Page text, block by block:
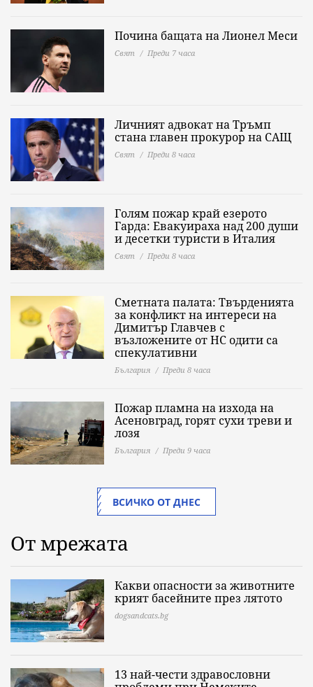
Почина бащата на Лионел Меси
Свят Преди 7 часа
Личният адвокат на Тръмп
стана главен прокурор на САЩ
Свят Преди 8 часа
Голям пожар край езерото
Гарда: Евакуираха над 200 души
и десетки туристи в Италия
Свят Преди 8 часа
Сметната палата: Твърденията
за конфликт на интереси на
Димитър Главчев с
възложените от НС одити са
спекулативни
България Преди 8 часа
Пожар пламна на изхода на
Асеновград, горят сухи треви и
лозя
България Преди 9 часа
ВСИЧКО ОТ ДНЕС
От мрежата
Какви опасности за животните
крият басейните през лятото
dogsandcats.bg
13 най-чести здравословни